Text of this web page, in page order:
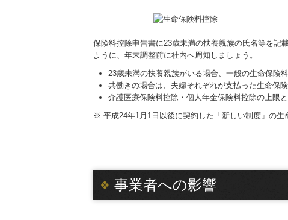
保険料控除申告書に23歳未満の扶養親族の氏名等を記
ように、年末調整前に社内へ周知しましょう。
23歳未満の扶養親族がいる場合、一般の生命保険
共働きの場合は、夫婦それぞれが支払った生命保
介護医療保険料控除・個人年金保険料控除の上限
※ 平成24年1月1日以後に契約した「新しい制度」の生
事業者への影響